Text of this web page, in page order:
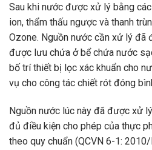
Sau khi nước được xử lý bằng
ion, thẩm thấu ngược và thanh
Ozone. Nguồn nước cần xử lý
được lưu chứa ở bể chứa nước
bố trí thiết bị lọc xác khuẩn cho
vụ cho công tác chiết rót đóng
Nguồn nước lúc này đã được xử
đủ điều kiện cho phép của thực
theo quy chuẩn (QCVN 6-1: 2010/